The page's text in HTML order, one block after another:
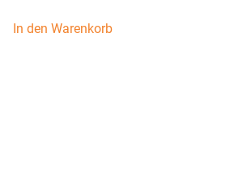
In den Warenkorb